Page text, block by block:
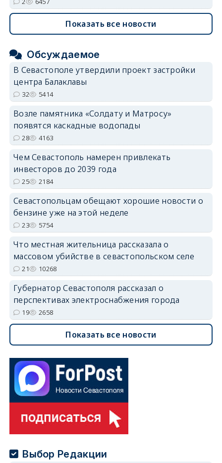
Показать все новости
Обсуждаемое
В Севастополе утвердили проект застройки
центра Балаклавы
32 5414
Возле памятника «Солдату и Матросу»
появятся каскадные водопады
28 4163
Чем Севастополь намерен привлекать
инвесторов до 2039 года
25 2184
Севастопольцам обещают хорошие новости о
бензине уже на этой неделе
23 5754
Что местная жительница рассказала о
массовом убийстве в севастопольском селе
21 10268
Губернатор Севастополя рассказал о
перспективах электроснабжения города
19 2658
Показать все новости
Выбор Редакции